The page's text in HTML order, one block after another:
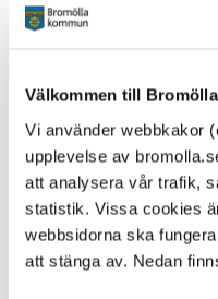
Välkommen till
Vi använder webbkakor
upplevelse av
att analysera vår trafik,
statistik. Vissa cookies
webbsidorna ska
att stänga av. Nedan
Willy Gustavsson
27 June 2025
Webbsida
Idag träffar vi Willy
uppväxt i Bromölla